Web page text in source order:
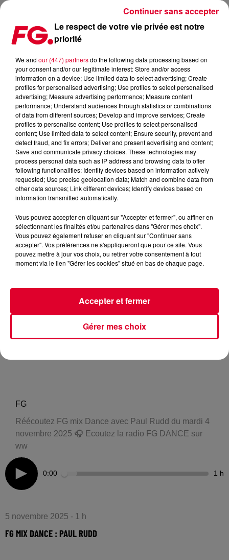
FG MIX DANCE : PAUL RUDD
FG
Réécoutez FG mix Dance avec Paul Rudd du mardi 4
novembre 2025 🎧 Ecoutez la radio FG DANCE sur
ww
0:00 1 h
5 novembre 2025 - 1 h
FG MIX DANCE : PAUL RUDD
Le respect de votre vie privée est notre
priorité
We and our (447) partnersdo the following data processing based on
your consent and/or our legitimate interest: Store and/or access
information on a device; Use limited data to select advertising; Create
profiles for personalised advertising; Use profiles to select personalised
advertising; Measure advertising performance; Measure content
performance; Understand audiences through statistics or combinations
of data from different sources; Develop and improve services; Create
profiles to personalise content; Use profiles to select personalised
content; Use limited data to select content; Ensure security, prevent and
detect fraud, and fix errors; Deliver and present advertising and content;
Save and communicate privacy choices. These technologies may
process personal data such as IP address and browsing data to offer
following functionalities: Identify devices based on information actively
requested; Use precise geolocation data; Match and combine data from
other data sources; Link different devices; Identify devices based on
information transmitted automatically.
Vous pouvez accepter en cliquant sur "Accepter et fermer", ou affiner en
sélectionnant les finalités et/ou partenaires dans "Gérer mes choix".
Vous pouvez également refuser en cliquant sur "Continuer sans
accepter". Vos préférences ne s'appliqueront que pour ce site. Vous
pouvez mettre à jour vos choix, ou retirer votre consentement à tout
moment via le lien "Gérer les cookies" situé en bas de chaque page.
Gérer mes choix
Accepter et fermer
Continuer sans accepter